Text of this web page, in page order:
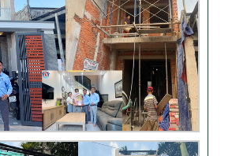
Đánh giá khách hàng xây
nhà tại Thủ Đức